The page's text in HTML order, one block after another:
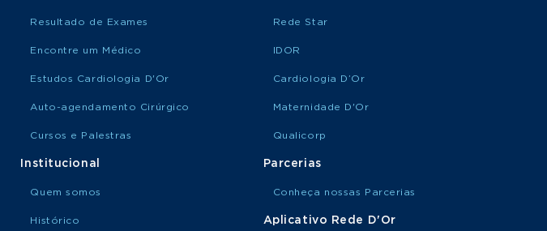
Resultado de Exames
Encontre um Médico
Estudos Cardiologia D'Or
Auto-agendamento Cirúrgico
Cursos e Palestras
Institucional
Quem somos
Histórico
Rede Star
IDOR
Cardiologia D’Or
Maternidade D'Or
Qualicorp
Parcerias
Conheça nossas Parcerias
Aplicativo Rede D'Or